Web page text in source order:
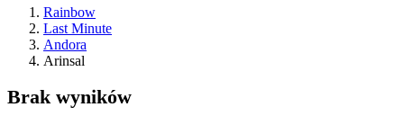
Rainbow
Last Minute
Andora
Arinsal
Brak wyników